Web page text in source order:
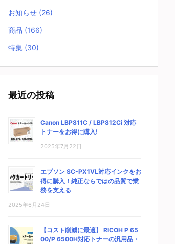
お知らせ (26)
商品 (166)
特集 (30)
最近の投稿
Canon LBP811C / LBP812Ci 対応
トナーをお得に購入!
2025年7月22日
エプソン SC-PX1VL対応インクをお
得に購入！純正ならではの品質で業
務を支える
2025年6月24日
【コスト削減に最適】 RICOH P 65
00/P 6500H対応トナーの汎用品・